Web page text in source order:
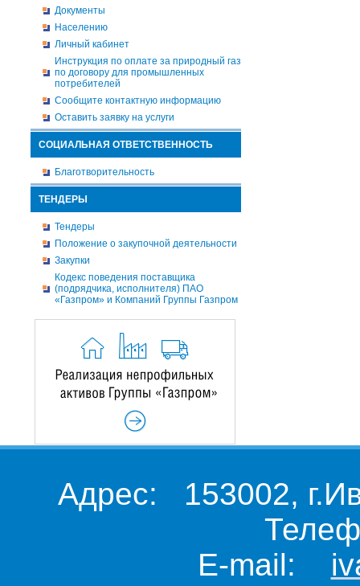
Документы
Населению
Личный кабинет
Инструкция по оплате за природный газ
по договору для промышленных
потребителей
Сообщите контактную информацию
Оставить заявку на услуги
СОЦИАЛЬНАЯ ОТВЕТСТВЕННОСТЬ
Благотворительность
ТЕНДЕРЫ
Тендеры
Положение о закупочной деятельности
Закупки
Кодекс поведения поставщика
(подрядчика, исполнителя) ПАО
«Газпром» и Компаний Группы Газпром
Адрес: 153002,
E-mail: